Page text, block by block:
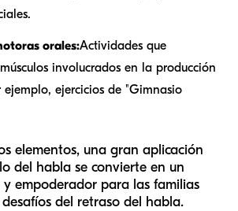
orales:Actividades que
involucrados en la producción
ejercicios de "Gimnasio
elementos, una gran aplicación
del habla se convierte en un
y empoderador para las familias
del retraso del habla.